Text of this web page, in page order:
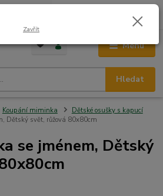
Menu
Hledat
0,00 Kč
Koupání miminka
Dětské osušky s kapucí
Dětský svět, růžová 80x80cm
se jménem, Dětský
Zavřít